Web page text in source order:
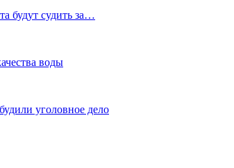
будут судить за…
воды
уголовное дело